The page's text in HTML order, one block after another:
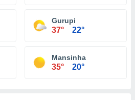
Gurupi
37° 22°
Mansinha
35° 20°